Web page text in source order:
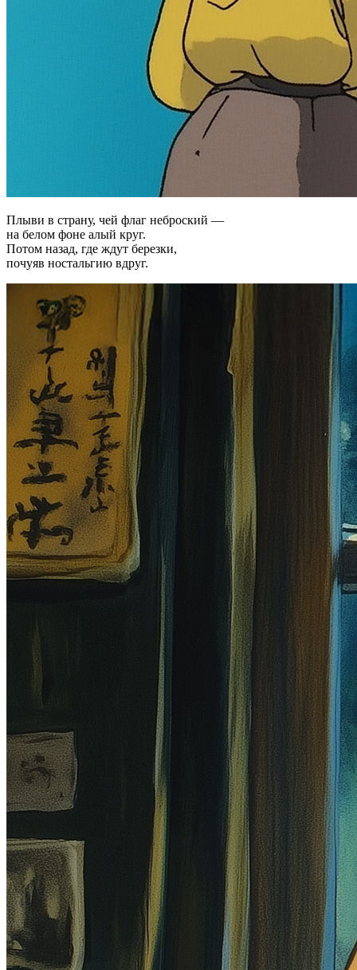
Плыви в страну, чей флаг неброский —
на белом фоне алый круг.
Потом назад, где ждут березки,
почуяв ностальгию вдруг.